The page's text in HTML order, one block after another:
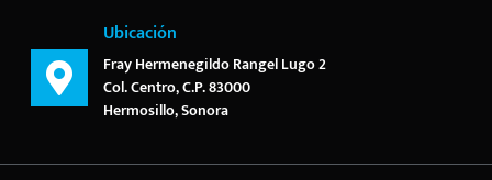
Ubicación
Fray Hermenegildo Rangel Lugo 2
Col. Centro, C.P. 83000
Hermosillo, Sonora